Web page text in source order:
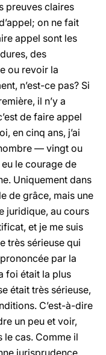
preuves claires
on ne fait
appel sont les
des
ou revoir la
n’est-ce pas? Si
il n’y a
de faire appel
en cinq ans, j’ai
— vingt ou
le courage de
Uniquement dans
de grâce, mais une
juridique, au cours
et je me suis
très sérieuse qui
par la
foi était la plus
était très sérieuse,
C’est-à-dire
un peu et voir,
le cas. Comme il
jurisprudence,